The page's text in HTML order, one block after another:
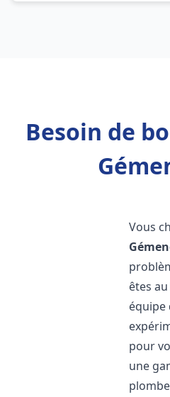
Besoin de
Vous
êtes
équipe
pour
une